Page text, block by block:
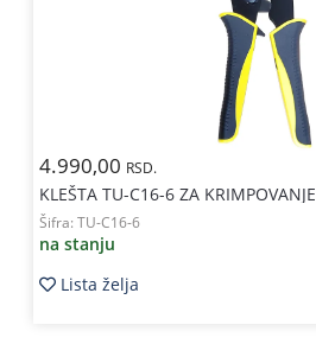
4.990,00 RSD.
KLEŠTA TU-C16-6 ZA KRIMPOVANJE
Šifra: TU-C16-6
na stanju
Lista želja